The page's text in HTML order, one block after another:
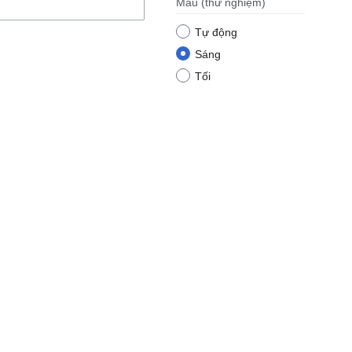
Tự động
Sáng
Tối